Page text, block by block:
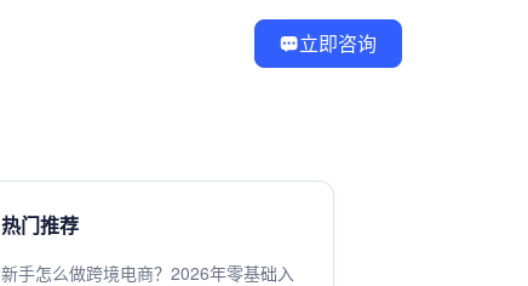
立即咨询
热门推荐
新手怎么做跨境电商？2026年零基础入